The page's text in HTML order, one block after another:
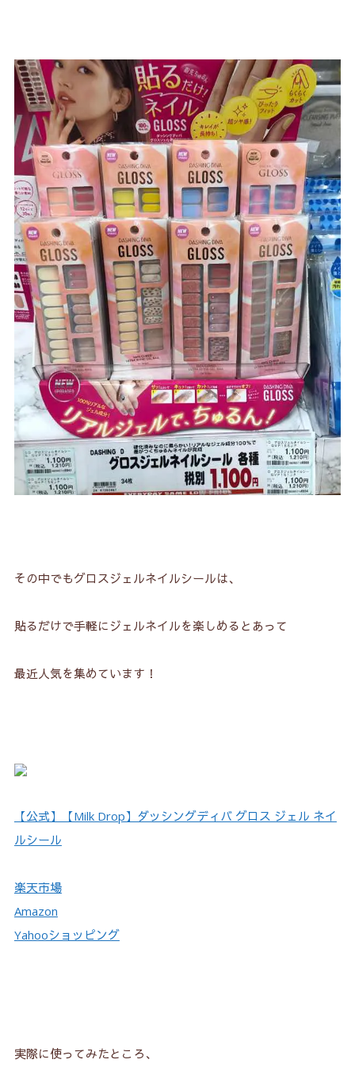
その中でもグロスジェルネイルシールは、
貼るだけで手軽にジェルネイルを楽しめるとあって
最近人気を集めています！
【公式】【Milk Drop】ダッシングディバ グロス ジェル ネイ
ルシール
楽天市場
Amazon
Yahooショッピング
実際に使ってみたところ、